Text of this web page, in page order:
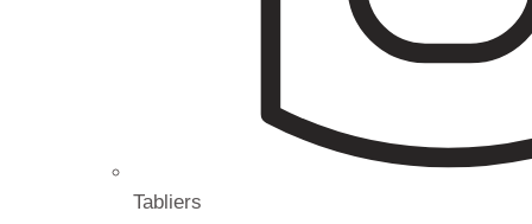
Tabliers